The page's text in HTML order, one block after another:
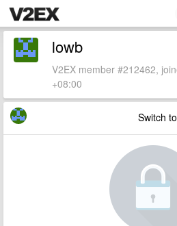
lowb
V2EX member #212462,
+08:00
Switch